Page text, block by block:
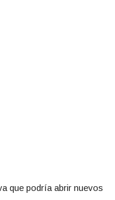
que podría abrir nuevos